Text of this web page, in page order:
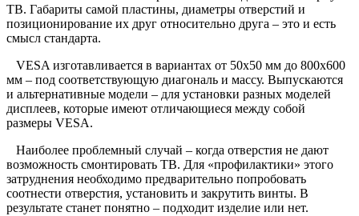
ТВ. Габариты самой пластины, диаметры отверстий и
позиционирование их друг относительно друга – это и есть
смысл стандарта.
VESA изготавливается в вариантах от 50х50 мм до 800х600
мм – под соответствующую диагональ и массу. Выпускаются
и альтернативные модели – для установки разных моделей
дисплеев, которые имеют отличающиеся между собой
размеры VESA.
Наиболее проблемный случай – когда отверстия не дают
возможность смонтировать ТВ. Для «профилактики» этого
затруднения необходимо предварительно попробовать
соотнести отверстия, установить и закрутить винты. В
результате станет понятно – подходит изделие или нет.